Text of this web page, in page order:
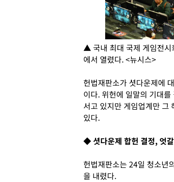
▲ 국내 최대 국제 게임전시
에서 열렸다. <뉴시스>
헌법재판소가 셧다운제에
이다. 위헌에 일말의 기대
서고 있지만 게임업계만 그
있다.
◆ 셧다운제 합헌 결정, 엇
헌법재판소는 24일 청소년
을 내렸다.